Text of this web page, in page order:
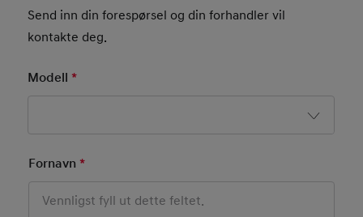
Send inn din forespørsel og din forhandler vil
kontakte deg.
Basic User Info
Modell*
Fornavn *Mandatory Field